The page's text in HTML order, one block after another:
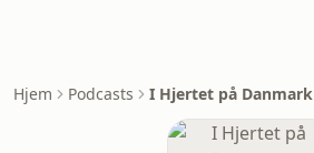
Hjem Podcasts I Hjertet på Danmark